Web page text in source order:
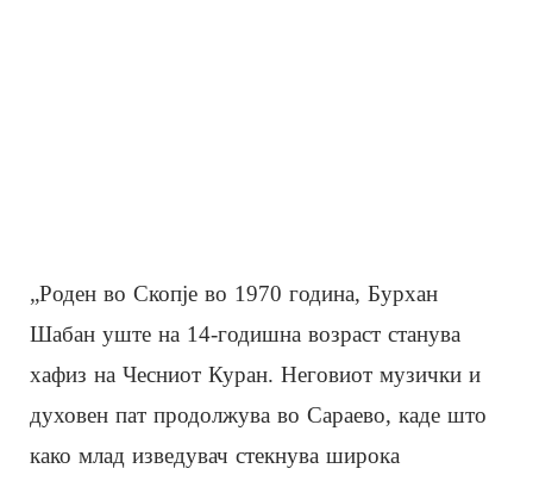
„Роден во Скопје во 1970 година, Бурхан
Шабан уште на 14-годишна возраст станува
хафиз на Чесниот Куран. Неговиот музички и
духовен пат продолжува во Сараево, каде што
како млад изведувач стекнува широка